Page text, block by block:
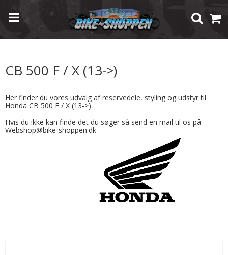
CB 500 F / X (13->)
Her finder du vores udvalg af reservedele, styling og udstyr til
Honda CB 500 F / X (13->).
Hvis du ikke kan finde det du søger så send en mail til os på
Webshop@bike-shoppen.dk